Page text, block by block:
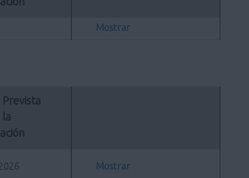
Mostrar
Prevista
la
Mostrar